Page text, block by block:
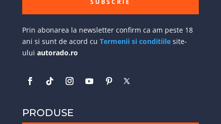
SUBSCRIE
Prin abonarea la newsletter confirm ca am peste 18
ani si sunt de acord cu Termenii si conditiilesite-
ului autorado.ro
PRODUSE